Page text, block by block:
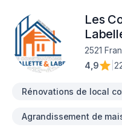
Les
2521
4,9
Rénovations de local
Agrandissement de